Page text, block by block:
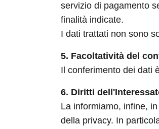
servizio di pagamento
finalità indicate.
I dati trattati non sono
5. Facoltatività del
Il conferimento dei dati
6. Diritti
La informiamo, infine,
della privacy. In